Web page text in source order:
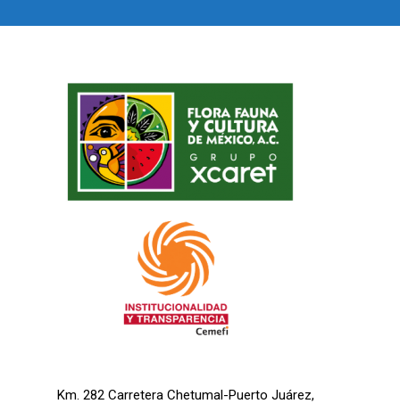
Km. 282 Carretera Chetumal-Puerto Juárez,